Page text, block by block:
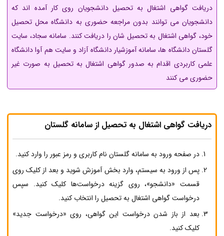
دریافت گواهی اشتغال به تحصیل دانشجویان روی کار آمده اند که
دانشجویان می توانند بدون مراجعه حضوری به دانشگاه محل تحصیل
خود، گواهی اشتغال به تحصیل شان را دریافت کنند. سامانه سجاد، سایت
گلستان دانشگاه ها، سامانه آموزشیار دانشگاه آزاد و سایت هم آوا دانشگاه
علمی کاربردی اقدام به صدور گواهی اشتغال به تحصیل به صورت غیر
حضوری می کنند
دریافت گواهی اشتغال به تحصیل از سامانه گلستان
در صفحه ورود به سامانه گلستان نام کاربری و رمز عبور را وارد کنید.
پس از ورود به سیستم، وارد بخش آموزش شوید و بعد از کلیک روی
قسمت «دانشجو»، روی گزینه درخواست‌ها کلیک کنید. سپس
درخواست گواهی اشتغال به تحصیل را انتخاب کنید.
بعد از باز شدن درخواست این گواهی، روی «درخواست جدید»
کلیک کنید.